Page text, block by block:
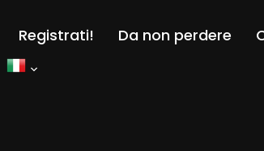
Registrati! Da non perdere